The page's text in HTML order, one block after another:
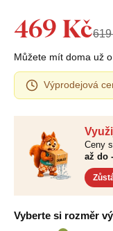
Ceny
až do
Vyberte si rozměr
469 Kč
Můžete mít doma už o
Výprodejová